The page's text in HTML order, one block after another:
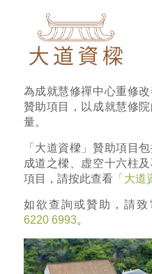
為成就慧修禪中心重修
贊助項目，以成就慧修
量。
「大道資樑」贊助項目
成道之樑、虚空十六柱
項目，請按此查看「大道
如欲查詢或贊助，請致
6220 6993。